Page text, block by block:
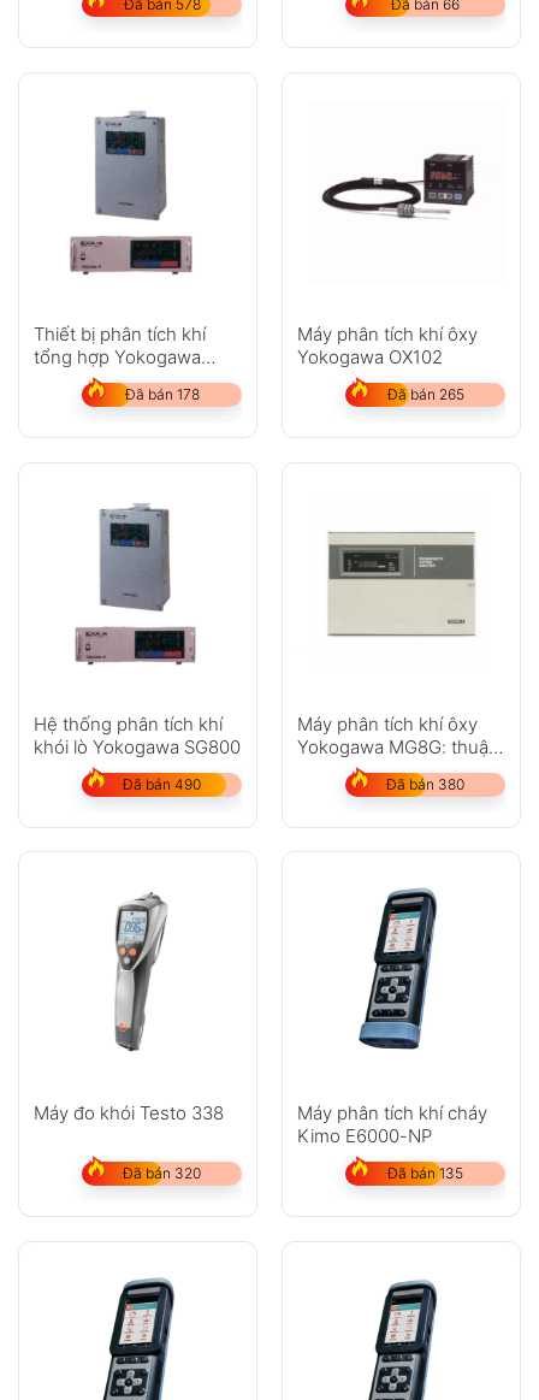
Đã bán 578 Đã bán 66
Thiết bị phân tích khí
tổng hợp Yokogawa
Đã bán 178
Máy phân tích khí ôxy
Yokogawa OX102
Đã bán 265
Hệ thống phân tích khí
khói lò Yokogawa SG800
Đã bán 490
Máy phân tích khí ôxy
Yokogawa MG8G: thuận
Đã bán 380
Máy đo khói Testo 338
Đã bán 320
Máy phân tích khí cháy
Kimo E6000-NP
Đã bán 135